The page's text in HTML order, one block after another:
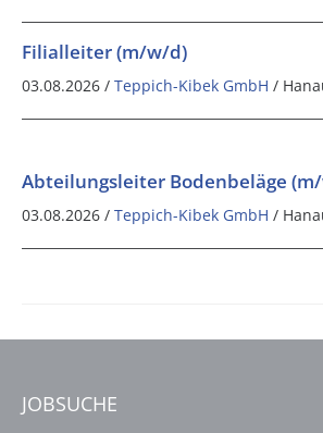
Filialleiter (m/w/d)
03.08.2026 / Teppich-Kibek GmbH /
Abteilungsleiter Bodenbeläge
03.08.2026 / Teppich-Kibek GmbH /
JOBSUCHE